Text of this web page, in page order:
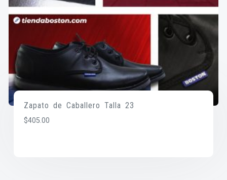
Zapato de Caballero Talla 23
$405.00